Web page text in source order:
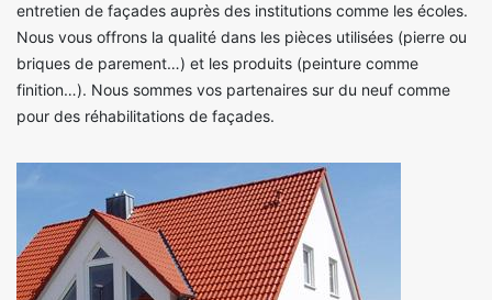
entretien de façades auprès des institutions comme les écoles.
Nous vous offrons la qualité dans les pièces utilisées (pierre ou
briques de parement…) et les produits (peinture comme
finition…). Nous sommes vos partenaires sur du neuf comme
pour des réhabilitations de façades.